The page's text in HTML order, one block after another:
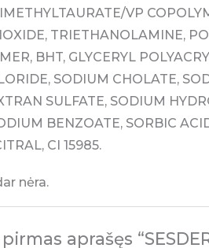
VP
TRIETHANOLAMINE,
BHT, GLYCERYL
SODIUM CHOLATE,
SULFATE, SODIUM
BENZOATE, SORBIC
CI 15985.
nėra.
aprašęs